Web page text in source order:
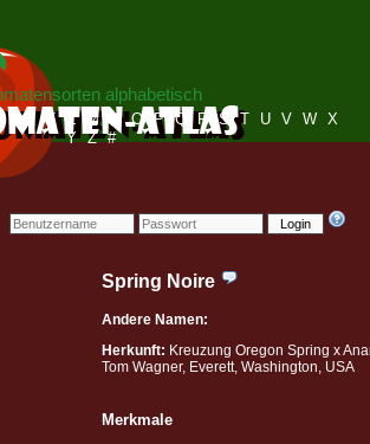
Login
alphabetisch
I J K L M N O P Q R S T U V W X
Y Z #
Spring Noire
Andere Namen:
Herkunft: Kreuzung Oregon Spring x
Tom Wagner, Everett, Washington, USA
Merkmale